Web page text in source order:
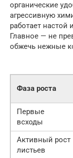
органические
агрессивную
работает настой
Главное — не
обжечь нежные
Фаза роста
Первые
всходы
Активный рост
листьев